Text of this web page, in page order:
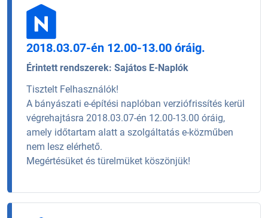
2018.03.07-én 12.00-13.00 óráig.
Érintett rendszerek: Sajátos E-Naplók
Tisztelt Felhasználók!
A bányászati e-építési naplóban verziófrissítés kerül
végrehajtásra 2018.03.07-én 12.00-13.00 óráig,
amely időtartam alatt a szolgáltatás e-közműben
nem lesz elérhető.
Megértésüket és türelmüket köszönjük!